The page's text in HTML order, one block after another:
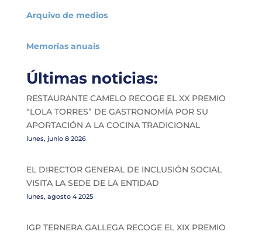
Arquivo de medios
Memorias anuais
Últimas noticias:
RESTAURANTE CAMELO RECOGE EL XX PREMIO
“LOLA TORRES” DE GASTRONOMÍA POR SU
APORTACIÓN A LA COCINA TRADICIONAL
lunes, junio 8 2026
EL DIRECTOR GENERAL DE INCLUSIÓN SOCIAL
VISITA LA SEDE DE LA ENTIDAD
lunes, agosto 4 2025
IGP TERNERA GALLEGA RECOGE EL XIX PREMIO